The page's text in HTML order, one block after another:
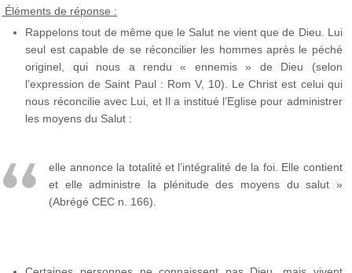
Éléments de réponse :
Rappelons tout de même que le Salut ne vient que de Dieu. Lui
seul est capable de se réconcilier les hommes après le péché
originel, qui nous a rendu « ennemis » de Dieu (selon
l’expression de Saint Paul : Rom V, 10). Le Christ est celui qui
nous réconcilie avec Lui, et Il a institué l’Eglise pour administrer
les moyens du Salut :
elle annonce la totalité et l’intégralité de la foi. Elle contient
et elle administre la plénitude des moyens du salut »
(Abrégé CEC n. 166).